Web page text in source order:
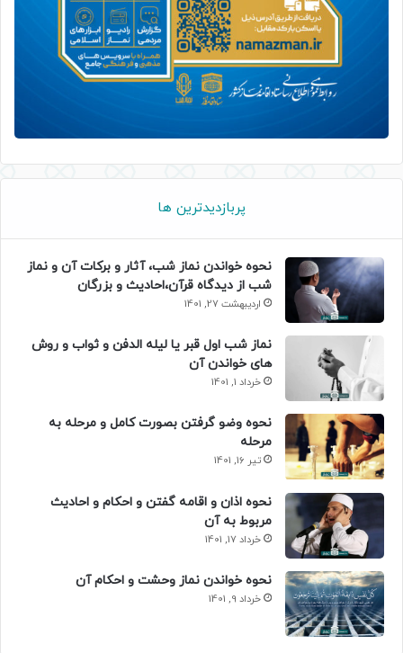
پربازدیدترین ها
نحوه خواندن نماز شب، آثار و برکات آن و نماز
شب از دیدگاه قرآن،احادیث و بزرگان
اردیبهشت 27, 1401
نماز شب اول قبر یا لیله الدفن و ثواب و روش
های خواندن آن
خرداد 1, 1401
نحوه وضو گرفتن بصورت کامل و مرحله به
مرحله
تیر 16, 1401
نحوه اذان و اقامه گفتن و احکام و احادیث
مربوط به آن
خرداد 17, 1401
نحوه خواندن نماز وحشت و احکام آن
خرداد 9, 1401